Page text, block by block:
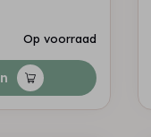
Op voorraad